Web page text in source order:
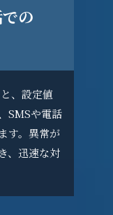
の
、設定値
SMSや電話
す。異常が
、迅速な対